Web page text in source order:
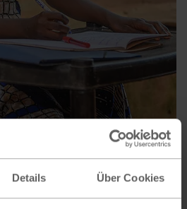
Details Über Cookies
Patin per Brief aus
Plan